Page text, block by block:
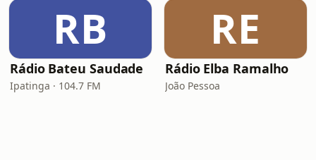
RB
Rádio Bateu Saudade
Ipatinga · 104.7 FM
RE
Rádio Elba Ramalho
João Pessoa